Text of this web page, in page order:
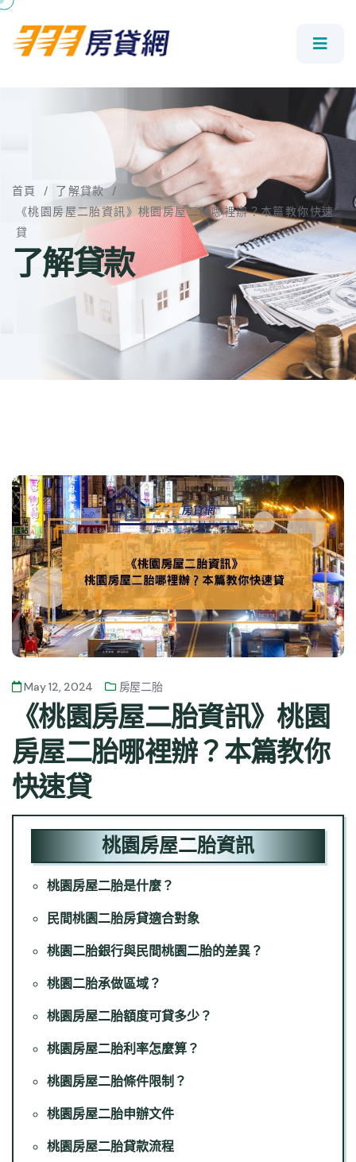
首頁 / 了解貸款 /
《桃園房屋二胎資訊》桃園房屋二胎哪裡辦？本篇教你快速
貸
了解貸款
May 12, 2024 房屋二胎
《桃園房屋二胎資訊》桃園
房屋二胎哪裡辦？本篇教你
快速貸
桃園房屋二胎資訊
桃園房屋二胎是什麼？
民間桃園二胎房貸適合對象
桃園二胎銀行與民間桃園二胎的差異？
桃園二胎承做區域？
桃園房屋二胎額度可貸多少？
桃園房屋二胎利率怎麼算？
桃園房屋二胎條件限制？
桃園房屋二胎申辦文件
桃園房屋二胎貸款流程